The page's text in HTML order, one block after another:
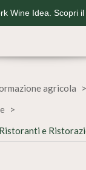
Wine Idea. Scopri
agricola
e